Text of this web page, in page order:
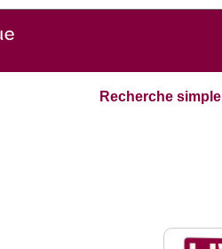
Recherche simple